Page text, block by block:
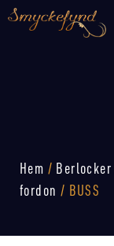
Hem / Berlocker
fordon / BUSS